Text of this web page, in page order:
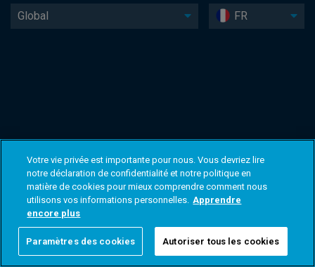
Global FR
Votre vie privée est importante pour nous. Vous devriez lire
notre déclaration de confidentialité et notre politique en
matière de cookies pour mieux comprendre comment nous
utilisons vos informations personnelles. Apprendre
encore plus
Paramètres des cookies Autoriser tous les cookies